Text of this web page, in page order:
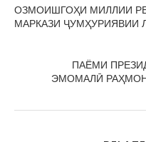
ОЗМОИШГОҲИ МИЛЛИИ
МАРКАЗИ ҶУМҲУРИЯВИИ
ПАЁМИ
ЭМОМАЛӢ